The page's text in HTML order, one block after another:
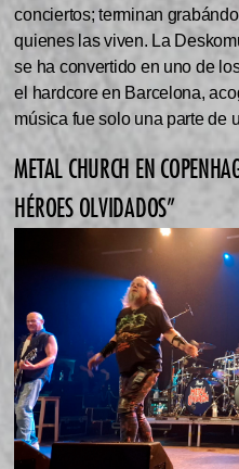
conciertos; terminan
quienes las viven. La
se ha convertido en uno de
el hardcore en Barcelona,
música fue solo una parte de
METAL CHURCH EN
HÉROES OLVIDADOS”